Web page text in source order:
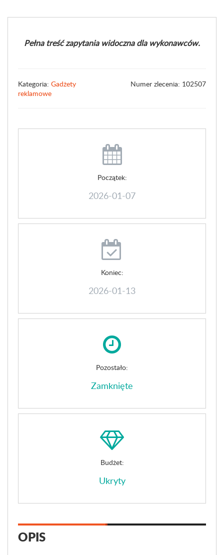
Pełna treść zapytania widoczna dla wykonawców.
Kategoria: Gadżety
reklamowe
Numer zlecenia: 102507
Początek:
2026-01-07
Koniec:
2026-01-13
Pozostało:
Zamknięte
Budżet:
Ukryty
OPIS